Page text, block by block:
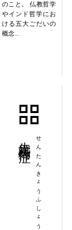
のこと。 仏教哲学
やインド哲学にお
ける五大ごだいの
概念...
せんたんきょうふしょう